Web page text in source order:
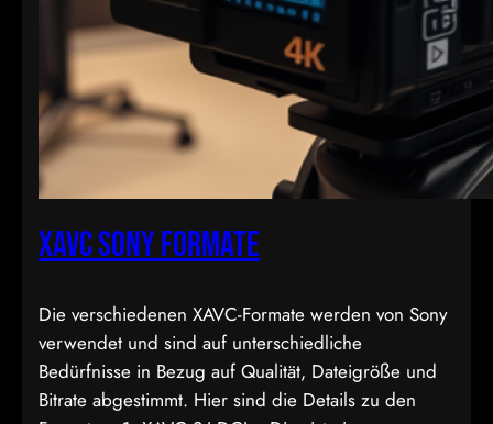
XAVC Sony Formate
Die verschiedenen XAVC-Formate werden von Sony
verwendet und sind auf unterschiedliche
Bedürfnisse in Bezug auf Qualität, Dateigröße und
Bitrate abgestimmt. Hier sind die Details zu den